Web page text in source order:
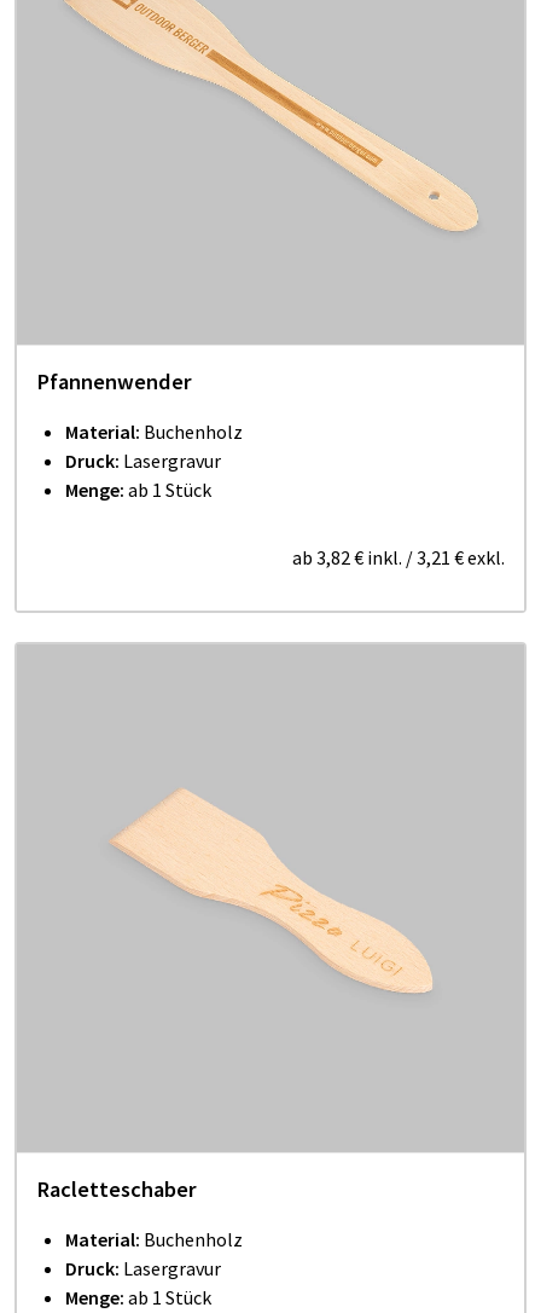
Pfannenwender
Material: Buchenholz
Druck: Lasergravur
Menge: ab 1 Stück
ab 3,82 € inkl. /3,21 €exkl.
Racletteschaber
Material: Buchenholz
Druck: Lasergravur
Menge: ab 1 Stück